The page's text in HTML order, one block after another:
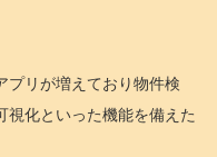
プリが増えており物件検
視化といった機能を備えた